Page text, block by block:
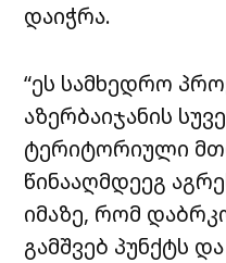
დაიჭრა.
“ეს სამხედრო
აზერბაიჯანის
ტერიტორიული
წინააღმდეეგ
იმაზე, რომ
გამშვებ პუნქტს